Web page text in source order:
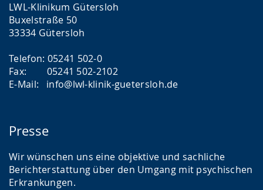
LWL-Klinikum Gütersloh
Buxelstraße 50
33334 Gütersloh
Telefon: 05241 502-0
Fax: 05241 502-2102
E-Mail: info@lwl-klinik-guetersloh.de
Presse
Wir wünschen uns eine objektive und sachliche
Berichterstattung über den Umgang mit psychischen
Erkrankungen.